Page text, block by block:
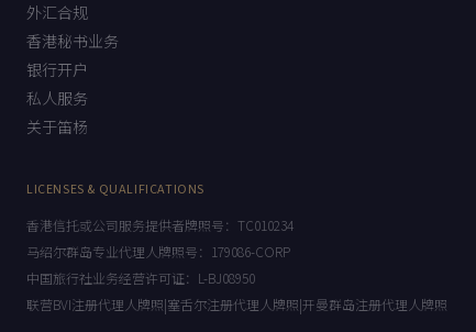
外汇合规
香港秘书业务
银行开户
私人服务
关于笛杨
LICENSES & QUALIFICATIONS
香港信托或公司服务提供者牌照号：TC010234
马绍尔群岛专业代理人牌照号：179086-CORP
中国旅行社业务经营许可证：L-BJ08950
联营BVI注册代理人牌照|塞舌尔注册代理人牌照|开曼群岛注册代理人牌照